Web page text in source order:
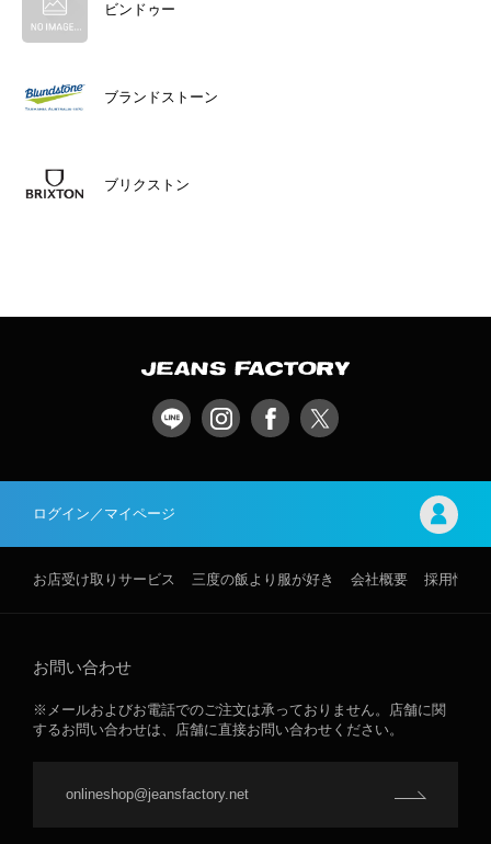
ビンドゥー
ブランドストーン
ブリクストン
ログイン／マイページ
お店受け取りサービス 三度の飯より服が好き 会社概要 採用情報
お問い合わせ
※メールおよびお電話でのご注文は承っておりません。店舗に関
するお問い合わせは、店舗に直接お問い合わせください。
onlineshop@jeansfactory.net